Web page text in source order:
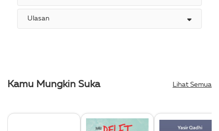
Ulasan
Kamu Mungkin Suka Lihat Semua